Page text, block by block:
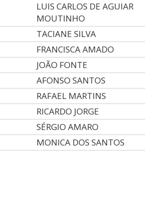
LUIS CARLOS DE AGUIAR
MOUTINHO
TACIANE SILVA
FRANCISCA AMADO
JOÃO FONTE
AFONSO SANTOS
RAFAEL MARTINS
RICARDO JORGE
SÉRGIO AMARO
MONICA DOS SANTOS